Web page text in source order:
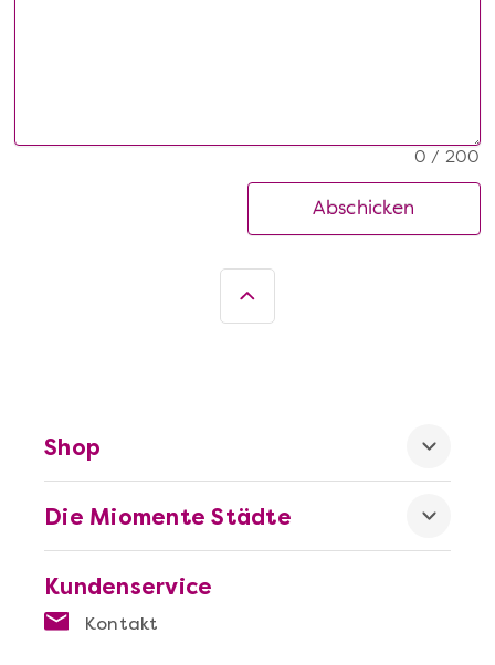
0 / 200
Abschicken
Kundenservice
Kontakt
Die Miomente Städte
Shop